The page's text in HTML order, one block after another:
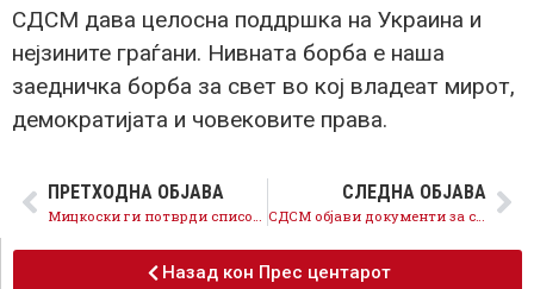
СДСМ дава целосна поддршка на Украина и
нејзините граѓани. Нивната борба е наша
заедничка борба за свет во кој владеат мирот,
демократијата и човековите права.
ПРЕТХОДНА ОБЈАВА СЛЕДНА ОБЈАВА
СДСМ објави документи за скандалот на Меџити: Злоупотреби и сомнежи за корупција
Назад кон Прес центарот